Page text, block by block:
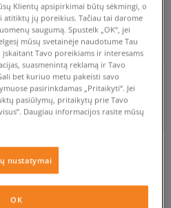
DICKIES MEGZTINIS SUMMERDALE
SWEATER
vyrams
Klientų apsipirkimai būtų sėkmingi, o
jų poreikius. Tačiau tai darome
saugumą. Spustelk „OK“, jei
mūsų svetainėje naudotume Tau
Tavo poreikiams ir interesams
suasmenintą reklamą ir Tavo
bet kuriuo metu pakeisti savo
pasirinkdamas „Pritaikyti“. Jei
pasiūlymų, pritaikytų prie Tavo
Daugiau informacijos rasite mūsų
nustatymai
OK